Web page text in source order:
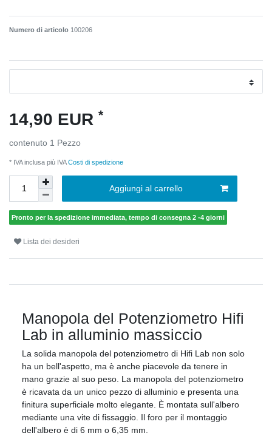
Numero di articolo 100206
14,90 EUR *
contenuto 1 Pezzo
* IVA inclusa più IVACosti di spedizione
Aggiungi al carrello
Pronto per la spedizione immediata, tempo di consegna 2 -4 giorni
Lista dei desideri
Manopola del Potenziometro Hifi
Lab in alluminio massiccio
La solida manopola del potenziometro di Hifi Lab non solo
ha un bell'aspetto, ma è anche piacevole da tenere in
mano grazie al suo peso. La manopola del potenziometro
è ricavata da un unico pezzo di alluminio e presenta una
finitura superficiale molto elegante. È montata sull'albero
mediante una vite di fissaggio. Il foro per il montaggio
dell'albero è di 6 mm o 6,35 mm.